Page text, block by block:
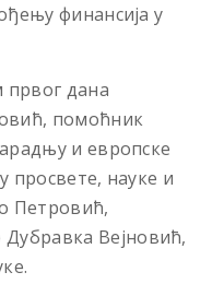
финансија у
првог дана
помоћник
и европске
просвете, науке и
Петровић,
Дубравка Вејновић,